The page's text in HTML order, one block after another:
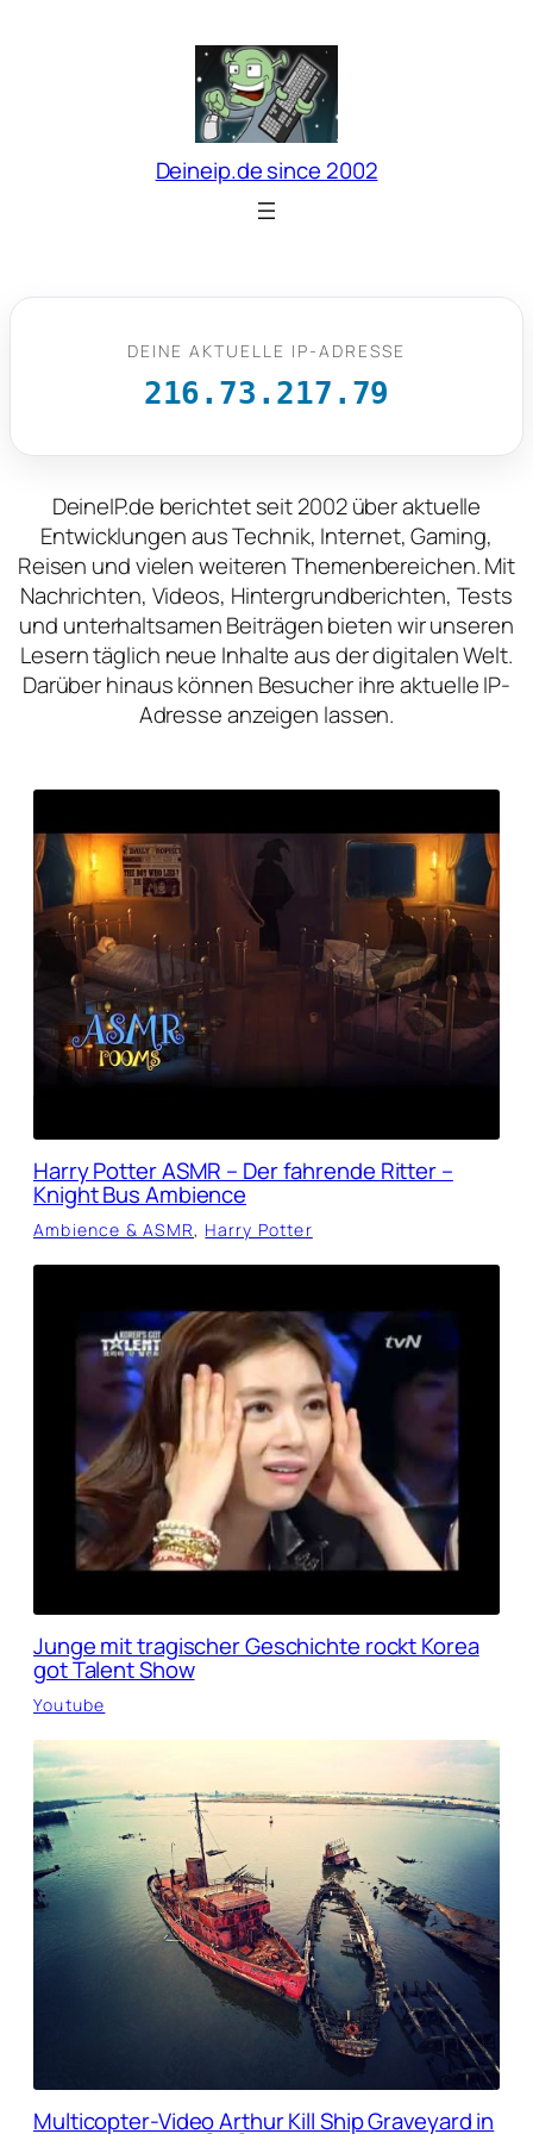
Deineip.de since 2002
DEINE AKTUELLE IP-ADRESSE
216.73.217.79
DeineIP.de berichtet seit 2002 über aktuelle
Entwicklungen aus Technik, Internet, Gaming,
Reisen und vielen weiteren Themenbereichen. Mit
Nachrichten, Videos, Hintergrundberichten, Tests
und unterhaltsamen Beiträgen bieten wir unseren
Lesern täglich neue Inhalte aus der digitalen Welt.
Darüber hinaus können Besucher ihre aktuelle IP-
Adresse anzeigen lassen.
Harry Potter ASMR – Der fahrende Ritter –
Knight Bus Ambience
Ambience & ASMR, Harry Potter
Junge mit tragischer Geschichte rockt Korea
got Talent Show
Youtube
Multicopter-Video Arthur Kill Ship Graveyard in